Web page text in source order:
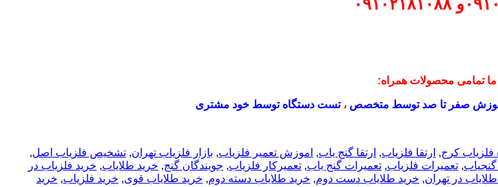
و ۰۹۱۰۲۱۸۱۰۸۸
تمامی محصولات همراه:
صفر تا صد توسط متخصص ،تست دستگاه توسط خود مشتری
فلزیاب کرج, ارتقا فلزیاب, ارتقا گنج یاب, اموزش تعمیر فلزیاب, بازار فلزیاب تهران, تشخیص فلزیاب اصل,
گنجیاب, تعمیرات فلزیاب, تعمیرات گنج یاب, تعمیرکار فلزیاب, جویندگان گنج, خريد طلاياب, خريد فلزياب در
در تهران, خرید طلایاب دست دوم, خرید طلایاب دسته دوم, خرید طلایاب قوی, خرید فلزیاب, خرید